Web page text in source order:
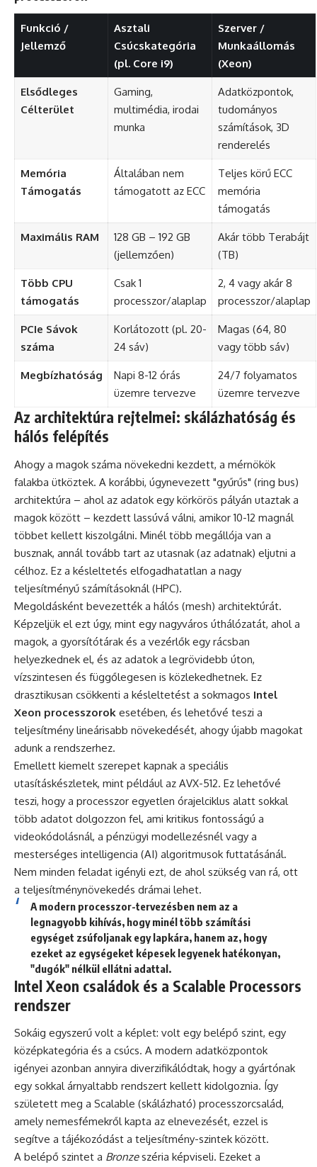
Funkció /
Jellemző
Asztali
Csúcskategória
(pl. Core i9)
Szerver /
Munkaállomás
(Xeon)
Elsődleges
Célterület
Gaming,
multimédia, irodai
munka
Adatközpontok,
tudományos
számítások, 3D
renderelés
Memória
Támogatás
Általában nem
támogatott az ECC
Teljes körű ECC
memória
támogatás
Maximális RAM
128 GB – 192 GB
(jellemzően)
Akár több Terabájt
(TB)
Több CPU
támogatás
Csak 1
processzor/alaplap
2, 4 vagy akár 8
processzor/alaplap
PCIe Sávok
száma
Korlátozott (pl. 20-
24 sáv)
Magas (64, 80
vagy több sáv)
Megbízhatóság
Napi 8-12 órás
üzemre tervezve
24/7 folyamatos
üzemre tervezve
Az architektúra rejtelmei: skálázhatóság és
hálós felépítés
Ahogy a magok száma növekedni kezdett, a mérnökök
falakba ütköztek. A korábbi, úgynevezett "gyűrűs" (ring bus)
architektúra – ahol az adatok egy körkörös pályán utaztak a
magok között – kezdett lassúvá válni, amikor 10-12 magnál
többet kellett kiszolgálni. Minél több megállója van a
busznak, annál tovább tart az utasnak (az adatnak) eljutni a
célhoz. Ez a késleltetés elfogadhatatlan a nagy
teljesítményű számításoknál (HPC).
Megoldásként bevezették a hálós (mesh) architektúrát.
Képzeljük el ezt úgy, mint egy nagyváros úthálózatát, ahol a
magok, a gyorsítótárak és a vezérlők egy rácsban
helyezkednek el, és az adatok a legrövidebb úton,
vízszintesen és függőlegesen is közlekedhetnek. Ez
drasztikusan csökkenti a késleltetést a sokmagos Intel
Xeon processzorok esetében, és lehetővé teszi a
teljesítmény lineárisabb növekedését, ahogy újabb magokat
adunk a rendszerhez.
Emellett kiemelt szerepet kapnak a speciális
utasításkészletek, mint például az AVX-512. Ez lehetővé
teszi, hogy a processzor egyetlen órajelciklus alatt sokkal
több adatot dolgozzon fel, ami kritikus fontosságú a
videokódolásnál, a pénzügyi modellezésnél vagy a
mesterséges intelligencia (AI) algoritmusok futtatásánál.
Nem minden feladat igényli ezt, de ahol szükség van rá, ott
a teljesítménynövekedés drámai lehet.
A modern processzor-tervezésben nem az a
legnagyobb kihívás, hogy minél több számítási
egységet zsúfoljanak egy lapkára, hanem az, hogy
ezeket az egységeket képesek legyenek hatékonyan,
"dugók" nélkül ellátni adattal.
Intel Xeon családok és a Scalable Processors
rendszer
Sokáig egyszerű volt a képlet: volt egy belépő szint, egy
középkategória és a csúcs. A modern adatközpontok
igényei azonban annyira diverzifikálódtak, hogy a gyártónak
egy sokkal árnyaltabb rendszert kellett kidolgoznia. Így
született meg a Scalable (skálázható) processzorcsalád,
amely nemesfémekről kapta az elnevezését, ezzel is
segítve a tájékozódást a teljesítmény-szintek között.
A belépő szintet a Bronzeszéria képviseli. Ezeket a